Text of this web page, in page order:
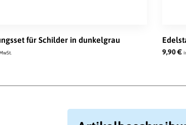
für Schilder in dunkelgrau
9,90€